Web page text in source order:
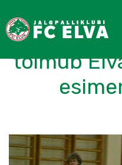
LIVE -
toimub